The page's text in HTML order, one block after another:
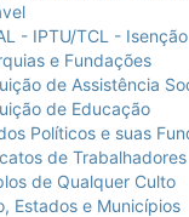
- IPTU/TCL - Isenção
e Fundações
de Assistência
de Educação
Políticos e suas
de Trabalhadores
de Qualquer Culto
Estados e Municípios